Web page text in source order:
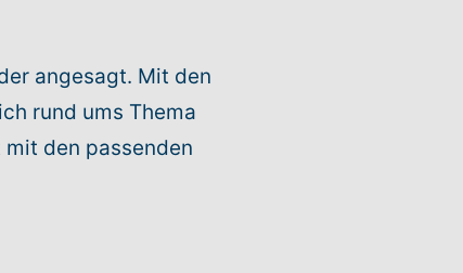
angesagt. Mit den
rund ums Thema
den passenden